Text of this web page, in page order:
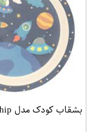
بشقاب کودک مدل Spaceship